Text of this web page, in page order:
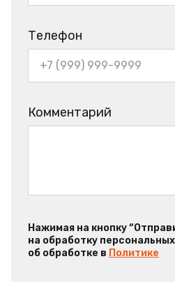
Телефон
Комментарий
Нажимая на кнопку
на обработку
об обработке в Политике